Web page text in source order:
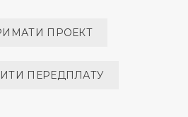
ПРОЕКТ
ПЕРЕДПЛАТУ